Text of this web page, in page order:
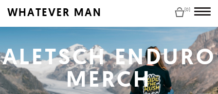
WHATEVER MAN (0)
ALETSCH ENDURO
MERCH